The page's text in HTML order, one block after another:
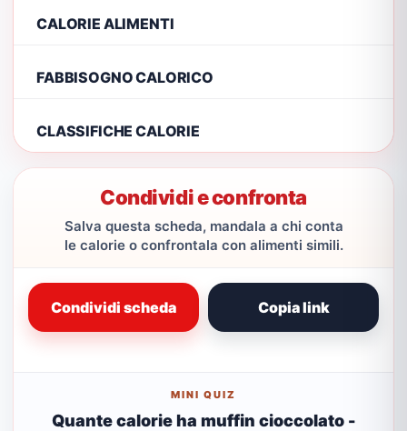
CALORIE ALIMENTI
FABBISOGNO CALORICO
CLASSIFICHE CALORIE
Condividi e confronta
Salva questa scheda, mandala a chi conta
le calorie o confrontala con alimenti simili.
Condividi scheda Copia link
MINI QUIZ
Quante calorie ha muffin cioccolato -